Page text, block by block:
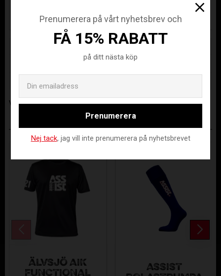
SAL25-1235045-0712-4600
Visa alla produkter från Salming Sports AB
ANDRA KÖPTE ÄVEN
ÄLVSJÖ AIK
FUNCTIONAL
ASSIST
Prenumerera på vårt nyhetsbrev och
FÅ 15% RABATT
på ditt nästa köp
Prenumerera
Nej tack, jag vill inte prenumerera på nyhetsbrevet